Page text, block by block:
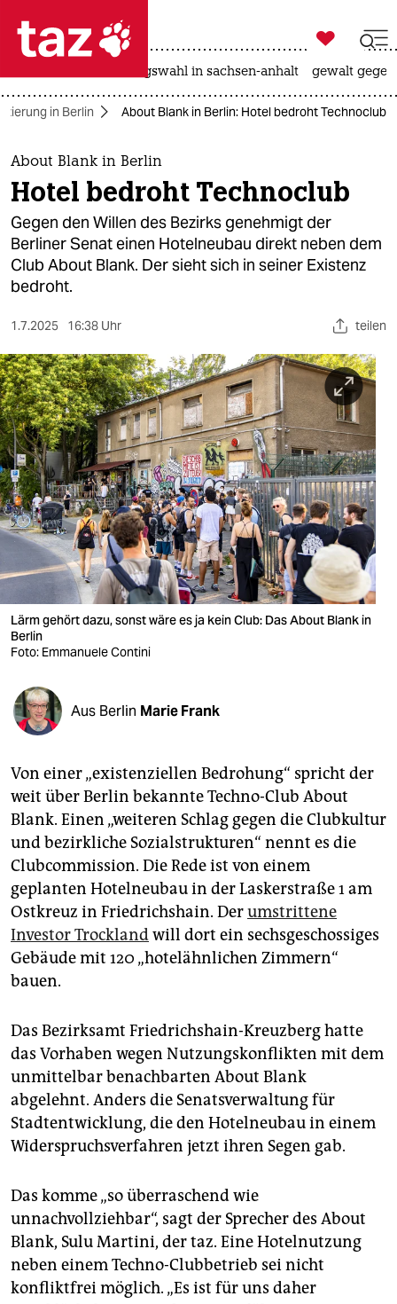
 taz zahl ich
taz zahl ich
themen
politik
öko
gesellschaft
kultur
sport
berlin
nord
wahrheit
verlag
verlag
veranstaltungen
shop
fragen & hilfe
unterstützen
abo
genossenschaft
epaper login

taz zahl ich
landtagswahl in sachsen-anhalt gewalt
in Berlin About Blank in Berlin: Hotel bedroht Technoclub
About Blank in Berlin
Hotel bedroht Technoclub
Gegen den Willen des Bezirks genehmigt der
Berliner Senat einen Hotelneubau direkt neben dem
Club About Blank. Der sieht sich in seiner Existenz
bedroht.
1.7.2025 16:38 Uhr teilen
Lärm gehört dazu, sonst wäre es ja kein Club: Das About Blank in
Berlin
Foto: Emmanuele Contini
Aus Berlin Marie Frank
Von einer „existenziellen Bedrohung“ spricht der
weit über Berlin bekannte Techno-Club About
Blank. Einen „weiteren Schlag gegen die Clubkultur
und bezirkliche Sozialstrukturen“ nennt es die
Clubcommission. Die Rede ist von einem
geplanten Hotelneubau in der Laskerstraße 1 am
Ostkreuz in Friedrichshain. Derumstrittene
Investor Trocklandwill dort ein sechsgeschossiges
Gebäude mit 120 „hotelähnlichen Zimmern“
bauen.
Das Bezirksamt Friedrichshain-Kreuzberg hatte
das Vorhaben wegen Nutzungskonflikten mit dem
unmittelbar benachbarten About Blank
abgelehnt. Anders die Senatsverwaltung für
Stadtentwicklung, die den Hotelneubau in einem
Widerspruchsverfahren jetzt ihren Segen gab.
Das komme „so überraschend wie
unnachvollziehbar“, sagt der Sprecher des About
Blank, Sulu Martini, der taz. Eine Hotelnutzung
neben einem Techno-Clubbetrieb sei nicht
konfliktfrei möglich. „Es ist für uns daher